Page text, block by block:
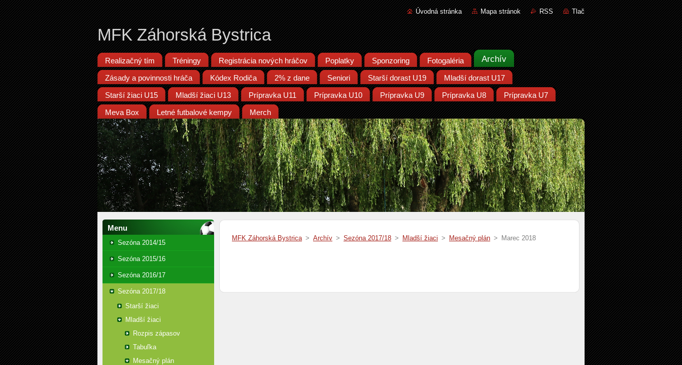
Úvodná stránka Mapa stránok RSS Tlač
MFK Záhorská Bystrica
Realizačný tím Tréningy Registrácia nových hráčov Poplatky Sponzoring Fotogaléria Archív
Zásady a povinnosti hráča Kódex Rodiča 2% z dane Seniori Starší dorast U19 Mladší dorast U17
Starší žiaci U15 Mladší žiaci U13 Prípravka U11 Prípravka U10 Prípravka U9 Prípravka U8 Prípravka U7
Meva Box Letné futbalové kempy Merch
Menu
Sezóna 2014/15
Sezóna 2015/16
Sezóna 2016/17
Sezóna 2017/18
Starší žiaci
Mladší žiaci
Rozpis zápasov
Tabuľka
Mesačný plán
MFK Záhorská Bystrica > Archív > Sezóna 2017/18 > Mladší žiaci > Mesačný plán > Marec 2018